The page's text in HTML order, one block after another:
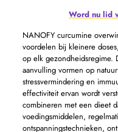
Word nu lid
NANOFY curcumine
voordelen bij kleinere
op elk gezondheidsregime.
aanvulling vormen op
stressvermindering en
effectiviteit ervan wordt
combineren met een dieet
voedingsmiddelen,
ontspanningstechnieken,